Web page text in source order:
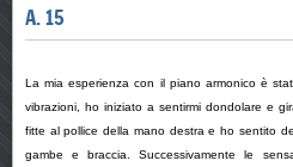
A. 15
La mia esperienza con il piano armonico è
vibrazioni, ho iniziato a sentirmi dondolare e
fitte al pollice della mano destra e ho sentito
gambe e braccia. Successivamente le